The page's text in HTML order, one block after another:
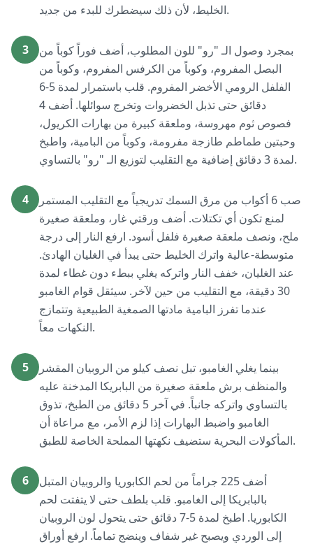
الخليط، لأن ذلك سيضطرك للبدء من جديد.
3
بمجرد وصول الـ "رو" للون المطلوب، أضف فوراً كوباً من
البصل المفروم، وكوباً من الكرفس المفروم، وكوباً من
الفلفل الرومي الأخضر المفروم. قلب باستمرار لمدة 5-6
دقائق حتى تذبل الخضروات وتخرج سوائلها. أضف 4
فصوص ثوم مهروسة، وملعقة كبيرة من بهارات الكريول،
وحبتين طماطم طازجة مفرومة، وكوباً من البامية، واطبخ
لمدة 3 دقائق إضافية مع التقليب لتوزيع الـ "رو" بالتساوي.
4
صب 6 أكواب من مرق السمك تدريجياً مع التقليب المستمر
لمنع تكون أي تكتلات. أضف ورقتي غار، وملعقة صغيرة
ملح، ونصف ملعقة صغيرة فلفل أسود. ارفع النار إلى درجة
متوسطة-عالية واترك الخليط حتى يبدأ في الغليان الهادئ.
عند الغليان، خفف النار واتركه يغلي ببطء دون غطاء لمدة
30 دقيقة، مع التقليب من حين لآخر. سيثقل قوام الغامبو
عندما تفرز البامية مادتها الصمغية الطبيعية وتتمازج
النكهات معاً.
5
بينما يغلي الغامبو، تبل نصف كيلو من الروبيان المقشر
والمنظف برش ملعقة صغيرة من البابريكا المدخنة عليه
بالتساوي واتركه جانباً. في آخر 5 دقائق من الطبخ، تذوق
الغامبو واضبط البهارات إذا لزم الأمر، مع مراعاة أن
المأكولات البحرية ستضيف نكهتها المملحة الخاصة للطبق.
6
أضف 225 جراماً من لحم الكابوريا والروبيان المتبل
بالبابريكا إلى الغامبو. قلب بلطف حتى لا يتفتت لحم
الكابوريا. اطبخ لمدة 5-7 دقائق حتى يتحول لون الروبيان
إلى الوردي ويصبح غير شفاف وينضج تماماً. ارفع أوراق